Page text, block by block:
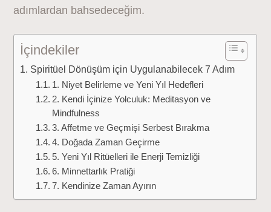
adımlardan bahsedeceğim.
İçindekiler
Spiritüel Dönüşüm için Uygulanabilecek 7 Adım
1. Niyet Belirleme ve Yeni Yıl Hedefleri
2. Kendi İçinize Yolculuk: Meditasyon ve
Mindfulness
3. Affetme ve Geçmişi Serbest Bırakma
4. Doğada Zaman Geçirme
5. Yeni Yıl Ritüelleri ile Enerji Temizliği
6. Minnettarlık Pratiği
7. Kendinize Zaman Ayırın